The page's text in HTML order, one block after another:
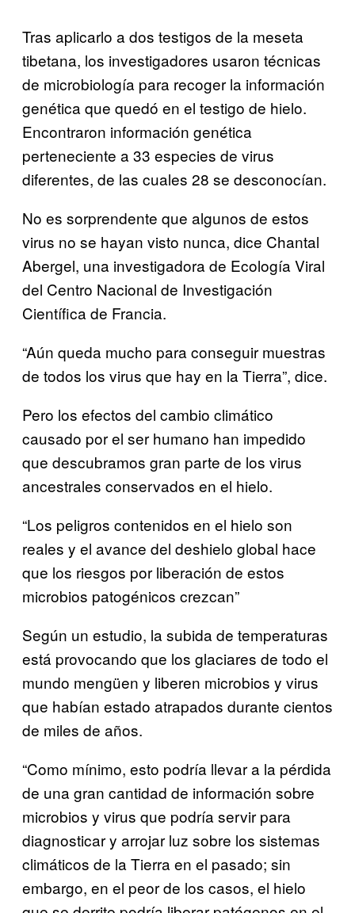
Tras aplicarlo a dos testigos de la meseta
tibetana, los investigadores usaron técnicas
de microbiología para recoger la información
genética que quedó en el testigo de hielo.
Encontraron información genética
perteneciente a 33 especies de virus
diferentes, de las cuales 28 se desconocían.
No es sorprendente que algunos de estos
virus no se hayan visto nunca, dice Chantal
Abergel, una investigadora de Ecología Viral
del Centro Nacional de Investigación
Científica de Francia.
“Aún queda mucho para conseguir muestras
de todos los virus que hay en la Tierra”, dice.
Pero los efectos del cambio climático
causado por el ser humano han impedido
que descubramos gran parte de los virus
ancestrales conservados en el hielo.
“Los peligros contenidos en el hielo son
reales y el avance del deshielo global hace
que los riesgos por liberación de estos
microbios patogénicos crezcan”
Según un estudio, la subida de temperaturas
está provocando que los glaciares de todo el
mundo mengüen y liberen microbios y virus
que habían estado atrapados durante cientos
de miles de años.
“Como mínimo, esto podría llevar a la pérdida
de una gran cantidad de información sobre
microbios y virus que podría servir para
diagnosticar y arrojar luz sobre los sistemas
climáticos de la Tierra en el pasado; sin
embargo, en el peor de los casos, el hielo